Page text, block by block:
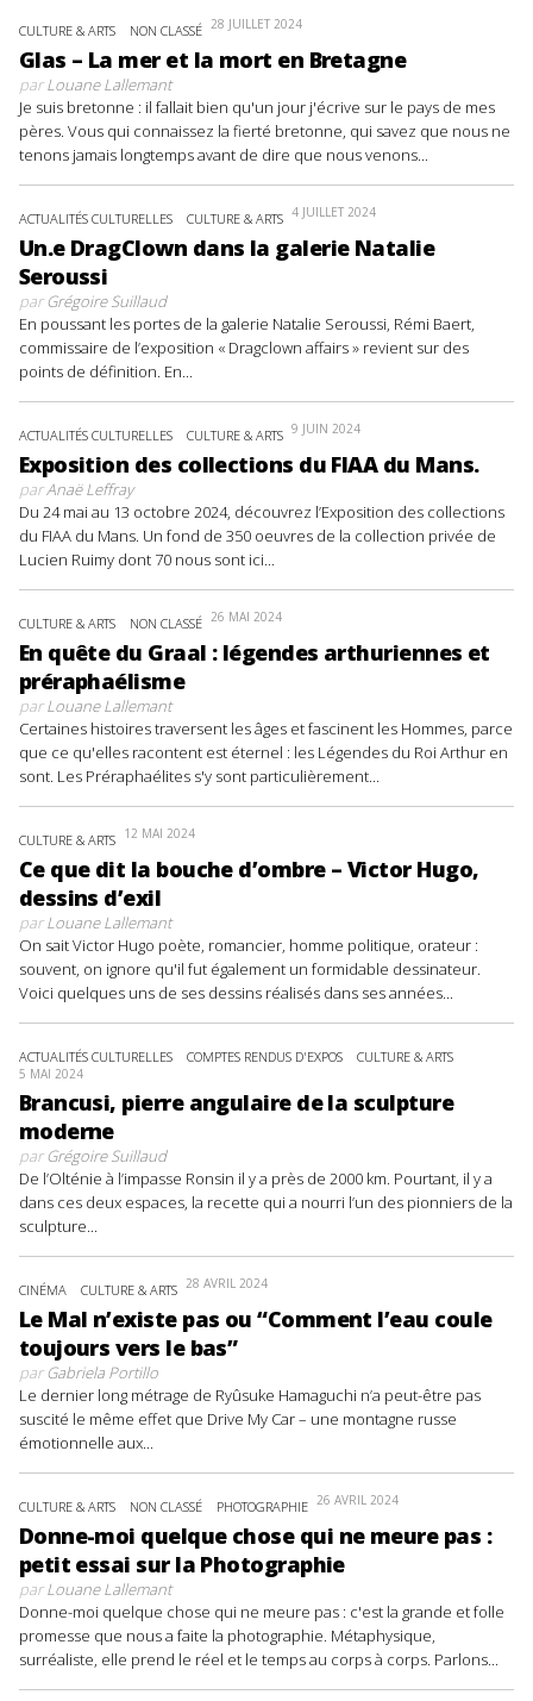
CULTURE & ARTS NON CLASSÉ 28 JUILLET 2024
Glas – La mer et la mort en Bretagne
parLouane Lallemant
Je suis bretonne : il fallait bien qu'un jour j'écrive sur le pays de mes
pères. Vous qui connaissez la fierté bretonne, qui savez que nous ne
tenons jamais longtemps avant de dire que nous venons...
ACTUALITÉS CULTURELLES CULTURE & ARTS 4 JUILLET 2024
Un.e DragClown dans la galerie Natalie
Seroussi
parGrégoire Suillaud
En poussant les portes de la galerie Natalie Seroussi, Rémi Baert,
commissaire de l’exposition « Dragclown affairs » revient sur des
points de définition. En...
ACTUALITÉS CULTURELLES CULTURE & ARTS 9 JUIN 2024
Exposition des collections du FIAA du Mans.
parAnaë Leffray
Du 24 mai au 13 octobre 2024, découvrez l’Exposition des collections
du FIAA du Mans. Un fond de 350 oeuvres de la collection privée de
Lucien Ruimy dont 70 nous sont ici...
CULTURE & ARTS NON CLASSÉ 26 MAI 2024
En quête du Graal : légendes arthuriennes et
préraphaélisme
parLouane Lallemant
Certaines histoires traversent les âges et fascinent les Hommes, parce
que ce qu'elles racontent est éternel : les Légendes du Roi Arthur en
sont. Les Préraphaélites s'y sont particulièrement...
CULTURE & ARTS 12 MAI 2024
Ce que dit la bouche d’ombre – Victor Hugo,
dessins d’exil
parLouane Lallemant
On sait Victor Hugo poète, romancier, homme politique, orateur :
souvent, on ignore qu'il fut également un formidable dessinateur.
Voici quelques uns de ses dessins réalisés dans ses années...
ACTUALITÉS CULTURELLES COMPTES RENDUS D'EXPOS CULTURE & ARTS
5 MAI 2024
Brancusi, pierre angulaire de la sculpture
moderne
parGrégoire Suillaud
De l’Olténie à l’impasse Ronsin il y a près de 2000 km. Pourtant, il y a
dans ces deux espaces, la recette qui a nourri l’un des pionniers de la
sculpture...
CINÉMA CULTURE & ARTS 28 AVRIL 2024
Le Mal n’existe pas ou “Comment l’eau coule
toujours vers le bas”
parGabriela Portillo
Le dernier long métrage de Ryûsuke Hamaguchi n’a peut-être pas
suscité le même effet que Drive My Car – une montagne russe
émotionnelle aux...
CULTURE & ARTS NON CLASSÉ PHOTOGRAPHIE 26 AVRIL 2024
Donne-moi quelque chose qui ne meure pas :
petit essai sur la Photographie
parLouane Lallemant
Donne-moi quelque chose qui ne meure pas : c'est la grande et folle
promesse que nous a faite la photographie. Métaphysique,
surréaliste, elle prend le réel et le temps au corps à corps. Parlons...